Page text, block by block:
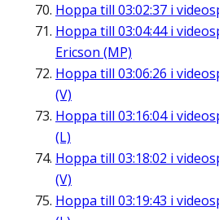
Hoppa till 03:02:37 i
Hoppa till 03:04:44i
Ericson (MP)
Hoppa till 03:06:26 i
(V)
Hoppa till 03:16:04i
(L)
Hoppa till 03:18:02 i
(V)
Hoppa till 03:19:43 i